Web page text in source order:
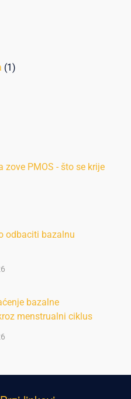
(1)
zove PMOS - što se krije
odbaciti bazalnu
bazalne
menstrualni ciklus